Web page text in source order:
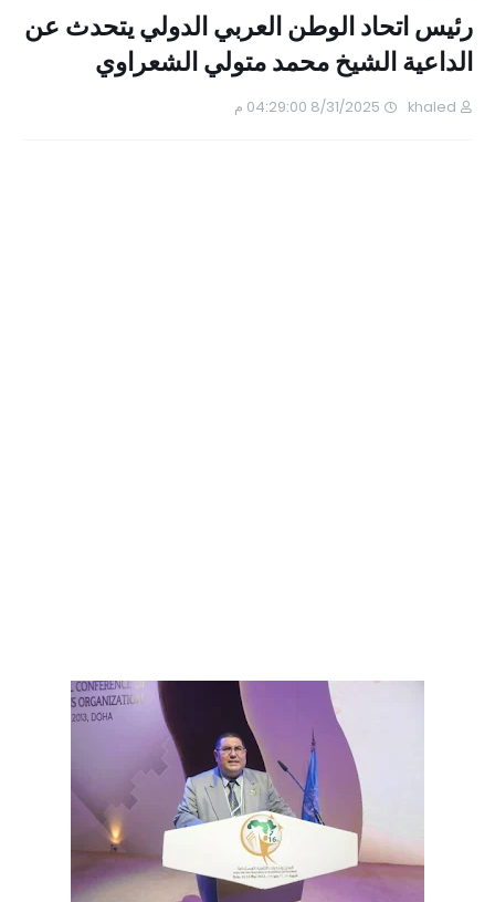
رئيس اتحاد الوطن العربي الدولي يتحدث عن
الداعية الشيخ محمد متولي الشعراوي
khaled 8/31/2025 04:29:00 م